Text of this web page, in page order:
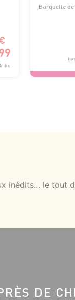
kg
Barquette
inédits... le tout
DE